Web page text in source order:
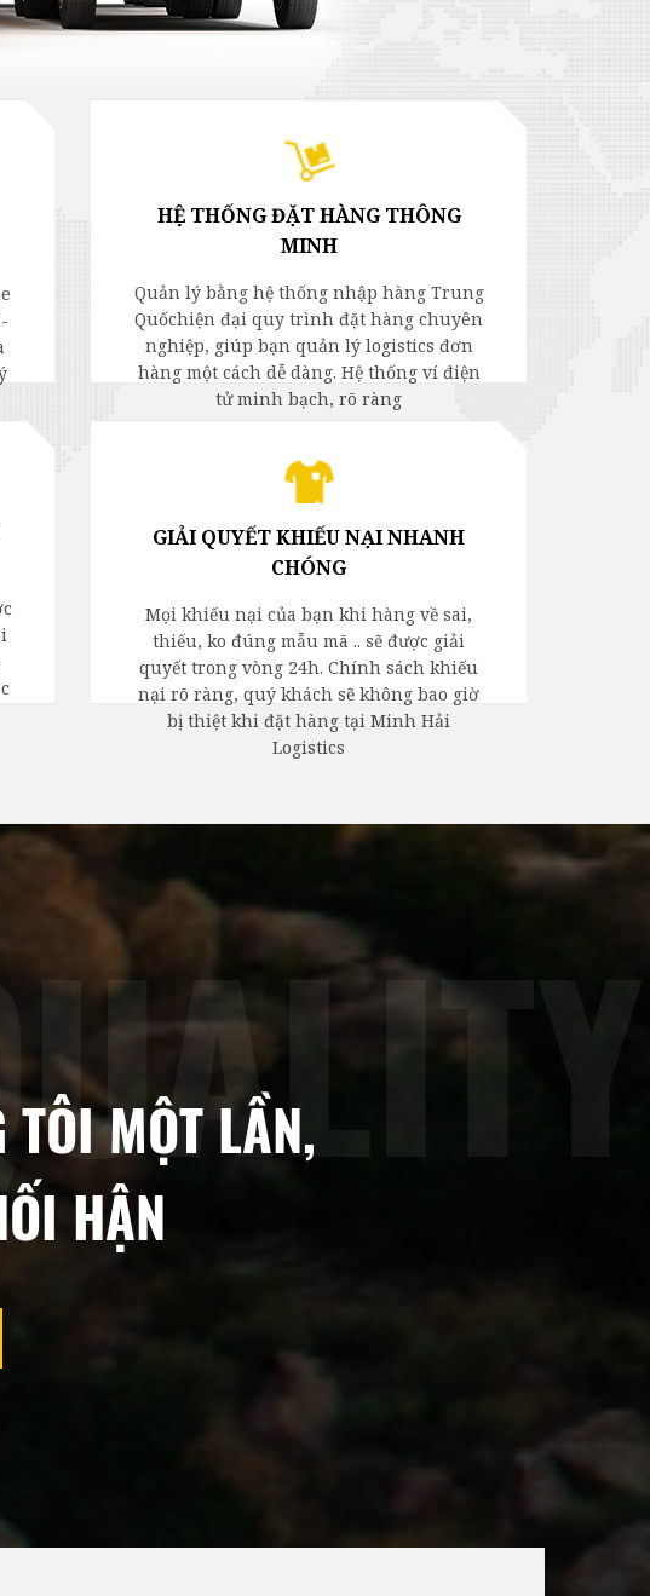
HỆ THỐNG ĐẶT HÀNG THÔNG
MINH
Quản lý bằng hệ thống nhập hàng Trung
Quốchiện đại quy trình đặt hàng chuyên
nghiệp, giúp bạn quản lý logistics đơn
hàng một cách dễ dàng. Hệ thống ví điện
tử minh bạch, rõ ràng
GIẢI QUYẾT KHIẾU NẠI NHANH
CHÓNG
Mọi khiếu nại của bạn khi hàng về sai,
thiếu, ko đúng mẫu mã .. sẽ được giải
quyết trong vòng 24h. Chính sách khiếu
nại rõ ràng, quý khách sẽ không bao giờ
bị thiệt khi đặt hàng tại Minh Hải
Logistics
MỘT LẦN,
HẬN